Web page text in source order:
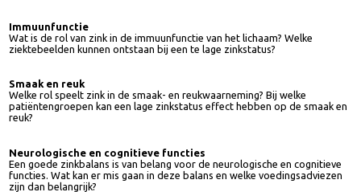
Zinkdeficiëntie
Wat zijn de verschijnselen van een zinkdeficiëntie? En wat zijn de
van een zinkdeficiëntie op het ontstaan van chronische ziekten?
Immuunfunctie
Wat is de rol van zink in de immuunfunctie van het lichaam? Welke
ziektebeelden kunnen ontstaan bij een te lage zinkstatus?
Smaak en reuk
Welke rol speelt zink in de smaak- en reukwaarneming? Bij welke
patiëntengroepen kan een lage zinkstatus effect hebben op de smaak
reuk?